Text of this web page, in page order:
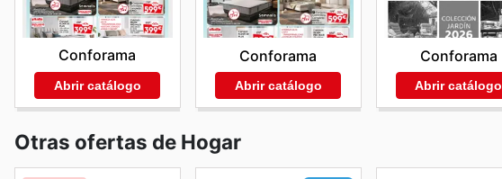
Conforama
Abrir catálogo
Conforama
Abrir catálogo
Conforama
Abrir catálogo
Otras ofertas de Hogar